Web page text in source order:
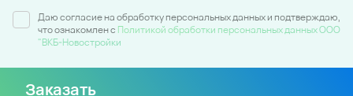
Даю согласие на обработку персональных данных и подтверждаю,
что ознакомлен c Политикой обработки персональных данных ООО
"ВКБ-Новостройки
Заказать